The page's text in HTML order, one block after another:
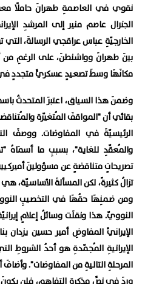
نقوي في العاصمةِ طهرانَ حاملًا
الجنرال عاصم منير إلى المرشدِ
الخارجيّةِ عباس عراقجي الرسالةَ، التي
بينَ طهرانَ وواشنطنَ، على الرغمِ من
مكانَهَا وسطَ تصعيدٍ عسكريٍّ متجددٍ
وضمنَ هذا السياق، اعتبرَ المتحدثُ باسمِ
بقائي أن "المواقفَ المُتغيّرة
الرئيسيّةَ في المفاوضات. ووصفَ
والمُعقّدِ للغاية"، بسببِ ما أسمَاهُ
تصريحاتٍ متناقضةٍ عن مسؤولينَ
تزالُ كثيرةً، لكن المسألةَ الأساسيّة،
ومن ضمنِهَا حقُهَا في التخصيبِ
النوويّ. هذا ونقلَت وسائلُ إعلامٍ
الإيرانيِّ المفاوضِ أمير حسين يزدان
الإيرانيةِ المُجمّدةِ هو أحدُ الشروطِ
المرحلةِ التاليةِ من المفاوضات". وأضافَ